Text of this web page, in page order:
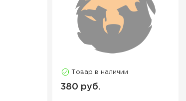
Товар в наличии
380 руб.